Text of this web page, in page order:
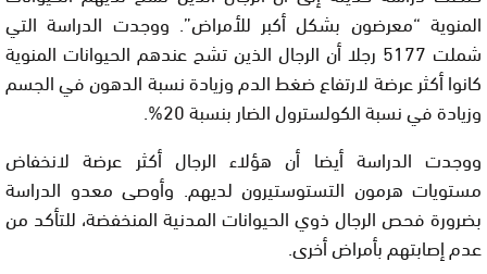
المنوية “معرضون بشكل أكبر للأمراض”. ووجدت الدراسة التي
شملت 5177 رجلا أن الرجال الذين تشح عندهم الحيوانات المنوية
كانوا أكثر عرضة لارتفاع ضغط الدم وزيادة نسبة الدهون في الجسم
وزيادة في نسبة الكولسترول الضار بنسبة 20%.
ووجدت الدراسة أيضا أن هؤلاء الرجال أكثر عرضة لانخفاض
مستويات هرمون التستوستيرون لديهم. وأوصى معدو الدراسة
بضرورة فحص الرجال ذوي الحيوانات المدنية المنخفضة، للتأكد من
عدم إصابتهم بأمراض أخرى.